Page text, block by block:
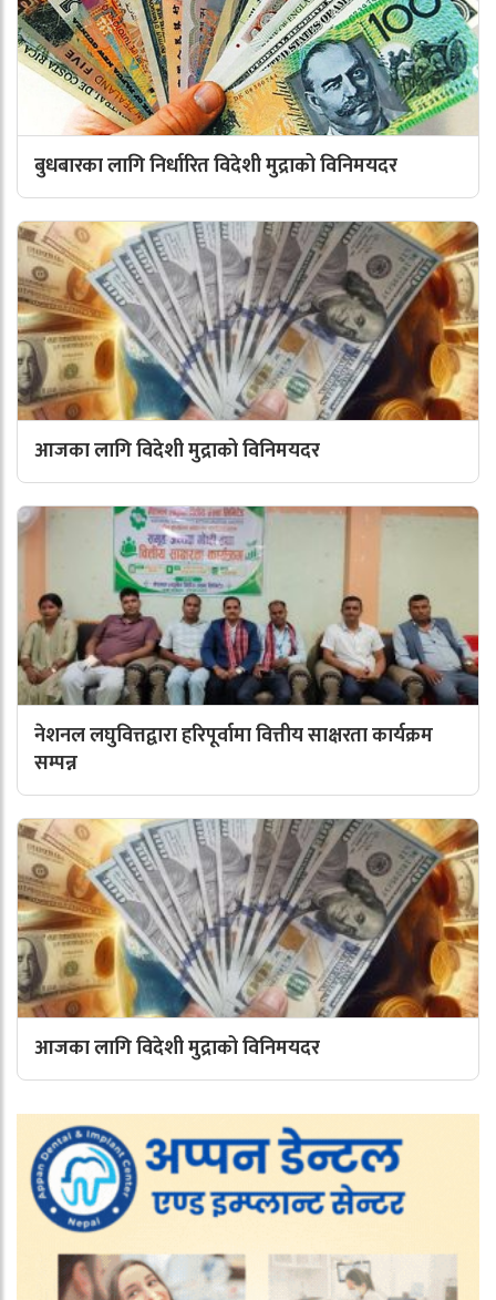
बुधबारका लागि निर्धारित विदेशी मुद्राको विनिमयदर
आजका लागि विदेशी मुद्राको विनिमयदर
नेशनल लघुवित्तद्वारा हरिपूर्वामा वित्तीय साक्षरता कार्यक्रम
सम्पन्न
आजका लागि विदेशी मुद्राको विनिमयदर